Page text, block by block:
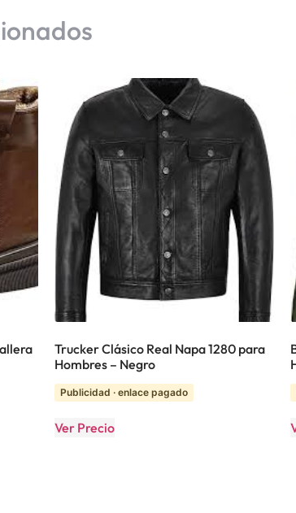
Trucker Clásico Real Napa 1280 para
Hombres – Negro
Publicidad · enlace pagado
Ver Precio